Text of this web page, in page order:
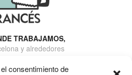
consentimiento de
TRABAJAMOS,
y alrededores